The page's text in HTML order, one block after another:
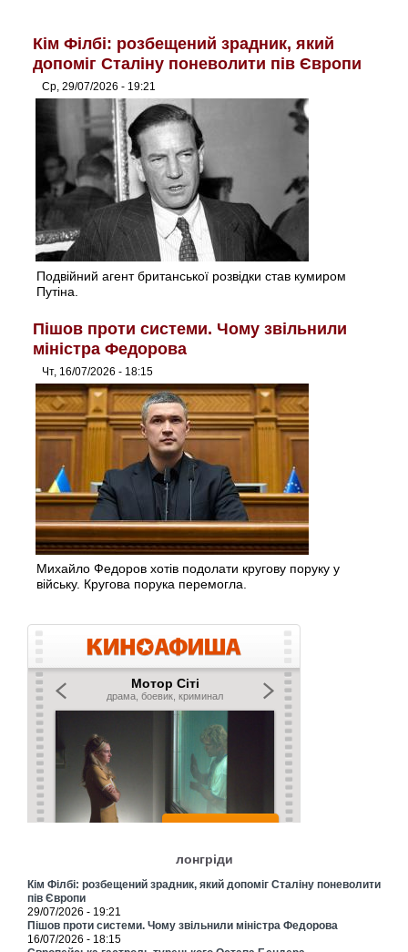
Кім Філбі: розбещений зрадник, який
допоміг Сталіну поневолити пів Європи
Ср, 29/07/2026 - 19:21
Подвійний агент британської розвідки став кумиром
Путіна.
Пішов проти системи. Чому звільнили
міністра Федорова
Чт, 16/07/2026 - 18:15
Михайло Федоров хотів подолати кругову поруку у
війську. Кругова порука перемогла.
лонгріди
Кім Філбі: розбещений зрадник, який допоміг Сталіну поневолити
пів Європи
29/07/2026 - 19:21
Пішов проти системи. Чому звільнили міністра Федорова
16/07/2026 - 18:15